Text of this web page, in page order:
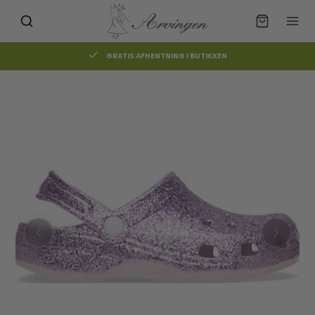
GRATIS AFHENTNING I BUTIKKEN